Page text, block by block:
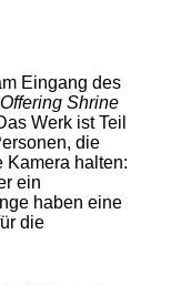
Eingang des
Offering Shrine
Werk ist Teil
die
Kamera halten:
ein
haben eine
die